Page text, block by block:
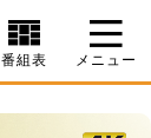
番組表 メニュー